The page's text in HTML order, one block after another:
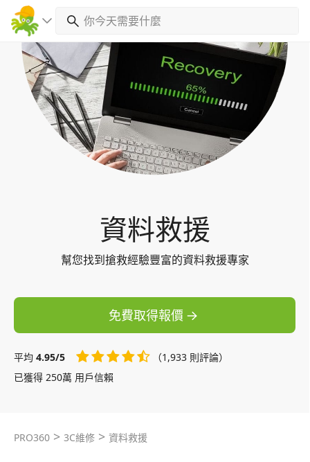
資料救援
幫您找到搶救經驗豐富的資料救援專家
免費取得報價
平均 4.95/5
（1,933 則評論）
已獲得 250萬 用戶信賴
PRO360 > 3C維修 > 資料救援